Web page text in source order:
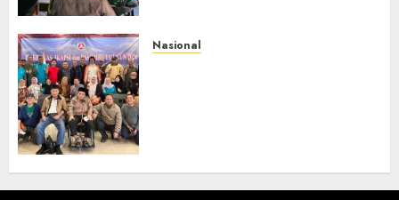
Nasional
JULI 28, 2026 0